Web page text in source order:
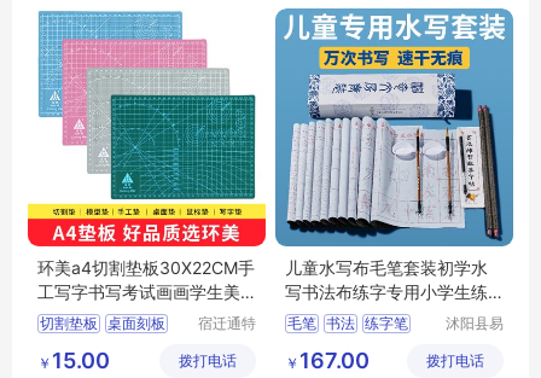
环美a4切割垫板30X22CM手
工写字书写考试画画学生美
工美术绘画模
切割垫板 桌面刻板
学生美工板
宿迁通特
有限公司
￥ 15.00 拨打电话
儿童水写布毛笔套装初学水
写书法布练字专用小学生练
毛笔字水洗布
毛笔 书法 练字笔
沭阳县易
子商务有
￥ 167.00 拨打电话